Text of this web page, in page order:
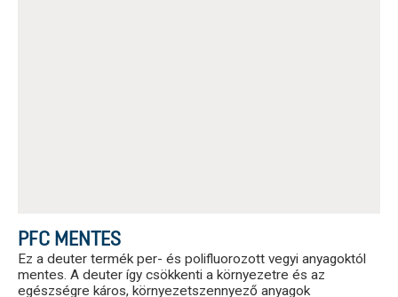
PFC MENTES
Ez a deuter termék per- és polifluorozott vegyi anyagoktól
mentes. A deuter így csökkenti a környezetre és az
egészségre káros, környezetszennyező anyagok